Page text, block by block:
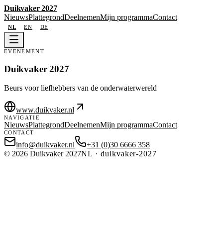
Duikvaker 2027
NieuwsPlattegrondDeelnemenMijn programmaContact
NL EN DE
EVENEMENT
Duikvaker 2027
Beurs voor liefhebbers van de onderwaterwereld
www.duikvaker.nl
NAVIGATIE
NieuwsPlattegrondDeelnemenMijn programmaContact
CONTACT
info@duikvaker.nl
+31 (0)30 6666 358
© 2026 Duikvaker 2027NL · duikvaker-2027